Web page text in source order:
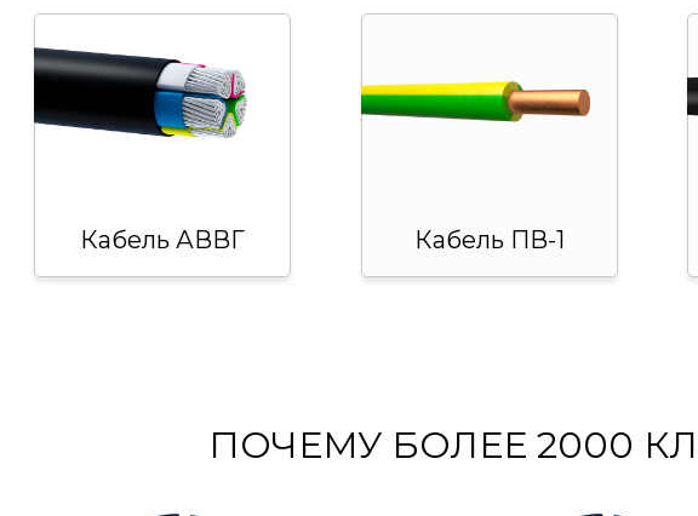
Кабель АВВГ Кабель ПВ-1
ПОЧЕМУ БОЛЕЕ 2000